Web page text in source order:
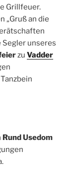
Grillfeuer.
„Gruß an die
unseres
zu Vadder
Usedom